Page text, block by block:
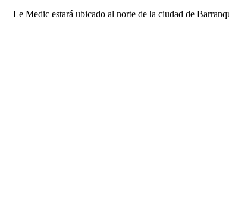
Le Medic estará ubicado al norte de la ciudad de